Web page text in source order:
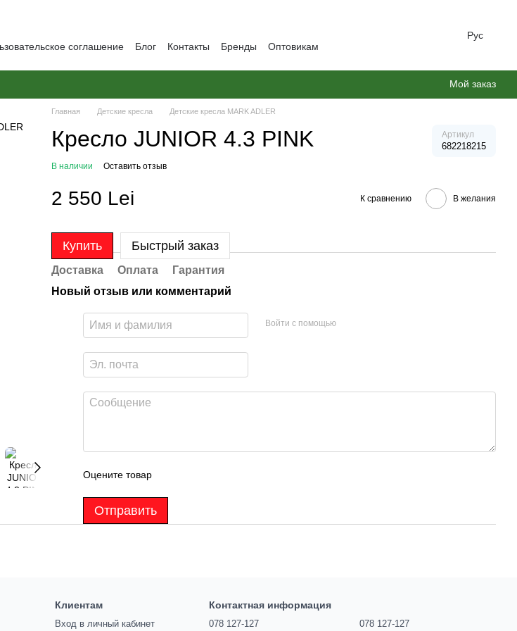
соглашение Блог Контакты Бренды
Оптовикам
Рус
Мой заказ
Главная Детские кресла Детские кресла MARK ADLER
Кресло JUNIOR 4.3 PINK Артикул
682218215
В наличии Оставить отзыв
2 550 Lei К сравнению В желания
Купить Быстрый заказ
Доставка Оплата
Гарантия
Новый отзыв или комментарий
Войти с помощью
Оцените товар
Отправить
Клиентам
Вход в личный кабинет
Контактная информация
078 127-127 078 127-127